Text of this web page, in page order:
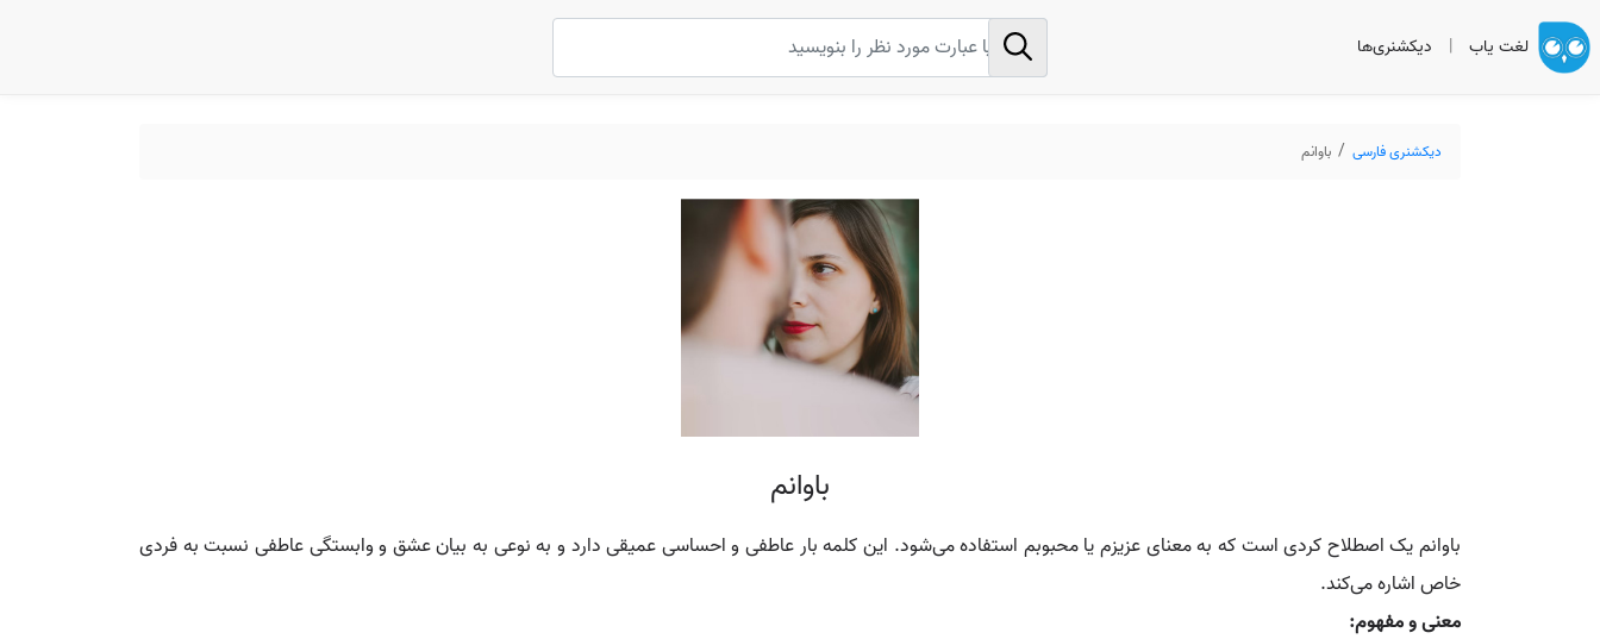
لغت یاب | دیکشنری‌ها
دیکشنری فارسی باوانم
باوانم
باوانم یک اصطلاح کردی است که به معنای عزیزم یا محبوبم استفاده می‌شود. این کلمه بار عاطفی و احساسی عمیقی دارد و به نوعی به بیان عشق و وابستگی عاطفی نسبت به فردی
خاص اشاره می‌کند.
معنی و مفهوم: